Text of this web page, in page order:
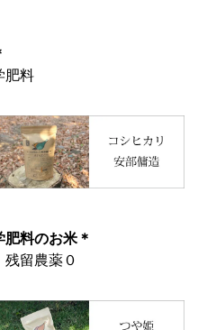
肥料
料のお米＊
留農薬０